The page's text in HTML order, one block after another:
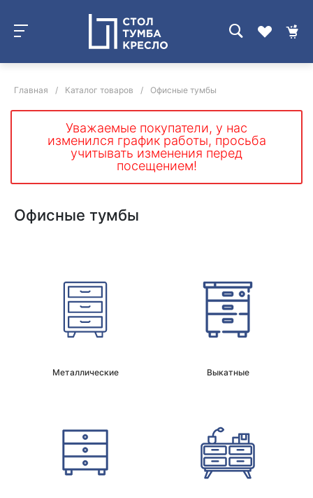
Главная / Каталог товаров / Офисные тумбы
Уважаемые покупатели, у нас
изменился график работы, просьба
учитывать изменения перед
посещением!
Офисные тумбы
Металлические Выкатные